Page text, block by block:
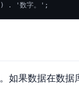
. '数字。';
如果数据在数据